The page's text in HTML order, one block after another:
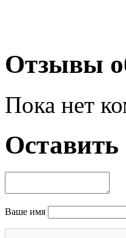
Отзывы
Пока нет
Оставить
Ваше имя